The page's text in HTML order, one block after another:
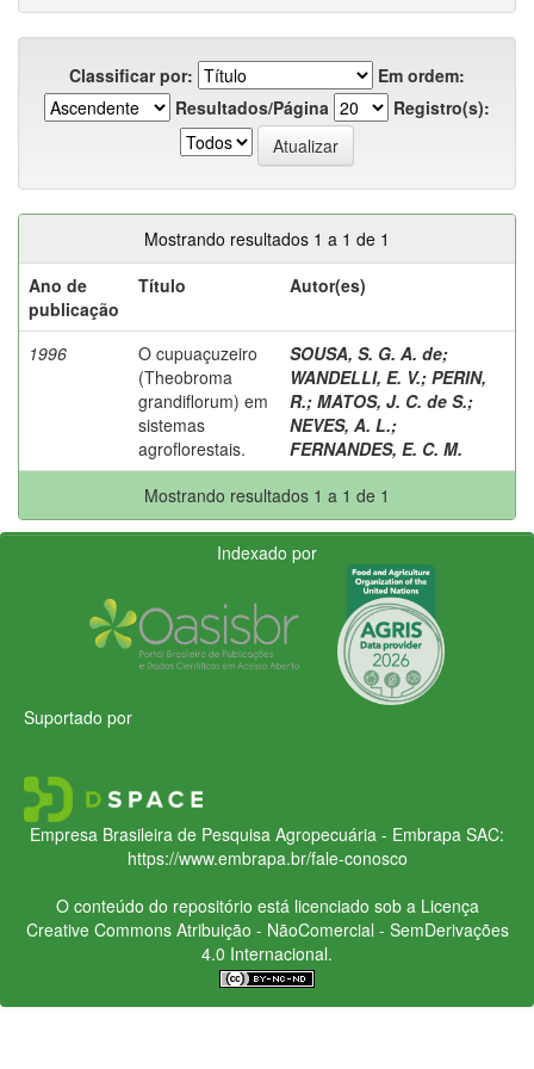
Classificar por:
Em ordem:
Resultados/Página
Registro(s):
Mostrando resultados 1 a 1 de 1
Ano de
publicação
Título Autor(es)
1996
O cupuaçuzeiro
(Theobroma
grandiflorum) em
sistemas
agroflorestais.
SOUSA, S. G. A. de;
WANDELLI, E. V.; PERIN,
R.; MATOS, J. C. de S.;
NEVES, A. L.;
FERNANDES, E. C. M.
Mostrando resultados 1 a 1 de 1
Indexado por
Suportado por
Empresa Brasileira de Pesquisa Agropecuária - Embrapa SAC:
https://www.embrapa.br/fale-conosco
O conteúdo do repositório está licenciado sob a Licença
Creative CommonsAtribuição - NãoComercial - SemDerivações
4.0 Internacional.